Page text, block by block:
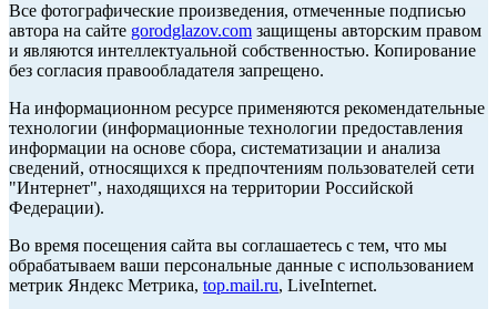
Все фотографические произведения, отмеченные подписью
автора на сайте gorodglazov.com защищены авторским правом
и являются интеллектуальной собственностью. Копирование
без согласия правообладателя запрещено.
На информационном ресурсе применяются рекомендательные
технологии (информационные технологии предоставления
информации на основе сбора, систематизации и анализа
сведений, относящихся к предпочтениям пользователей сети
"Интернет", находящихся на территории Российской
Федерации).
Во время посещения сайта вы соглашаетесь с тем, что мы
обрабатываем ваши персональные данные с использованием
метрик Яндекс Метрика, top.mail.ru, LiveInternet.